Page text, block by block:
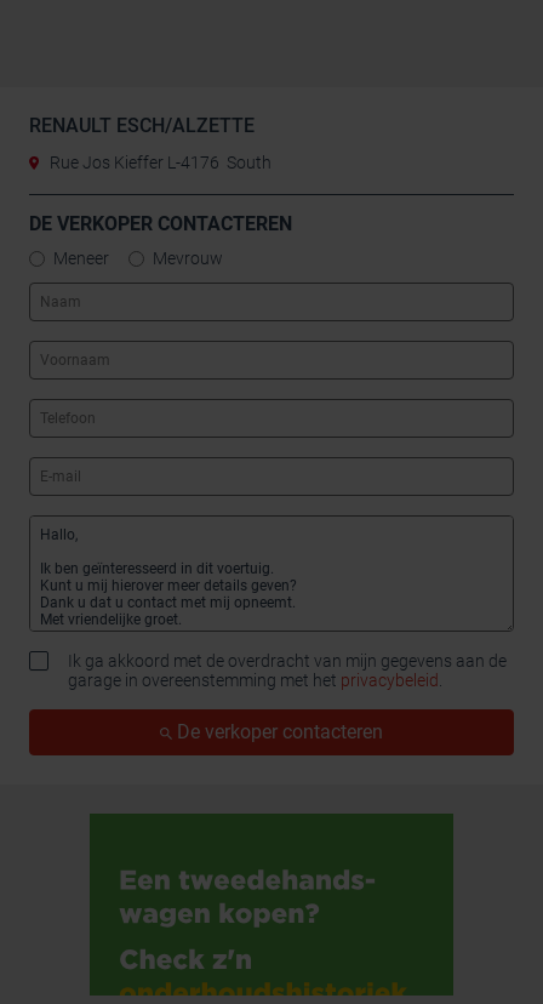
RENAULT ESCH/ALZETTE
Rue Jos Kieffer L-4176 South
DE VERKOPER CONTACTEREN
Meneer Mevrouw
Ik ga akkoord met de overdracht van mijn gegevens aan de
garage in overeenstemming met het privacybeleid.
De verkoper contacteren